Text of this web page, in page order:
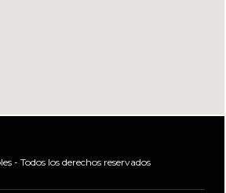
- Todos los derechos reservados